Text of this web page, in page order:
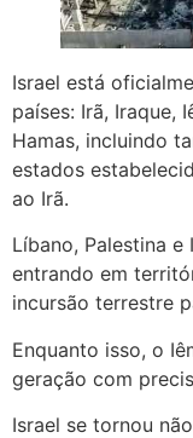
Israel está
países: Irã, Iraque,
Hamas, incluindo
estados
ao Irã.
Líbano, Palestina
entrando em
incursão terrestre
Enquanto isso, o
geração com
Israel se tornou